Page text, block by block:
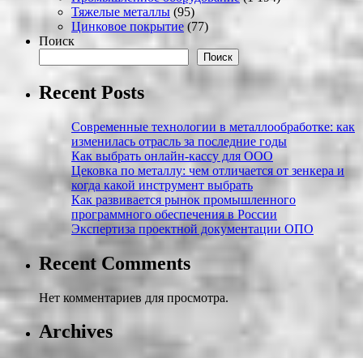
Тяжелые металлы (95)
Цинковое покрытие (77)
Поиск
Поиск
Recent Posts
Современные технологии в металлообработке: как
изменилась отрасль за последние годы
Как выбрать онлайн-кассу для ООО
Цековка по металлу: чем отличается от зенкера и
когда какой инструмент выбрать
Как развивается рынок промышленного
программного обеспечения в России
Экспертиза проектной документации ОПО
Recent Comments
Нет комментариев для просмотра.
Archives